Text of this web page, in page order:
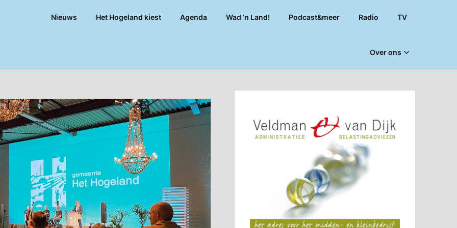
Nieuws Het Hogeland kiest Agenda Wad ’n Land! Podcast&meer Radio TV
Over ons